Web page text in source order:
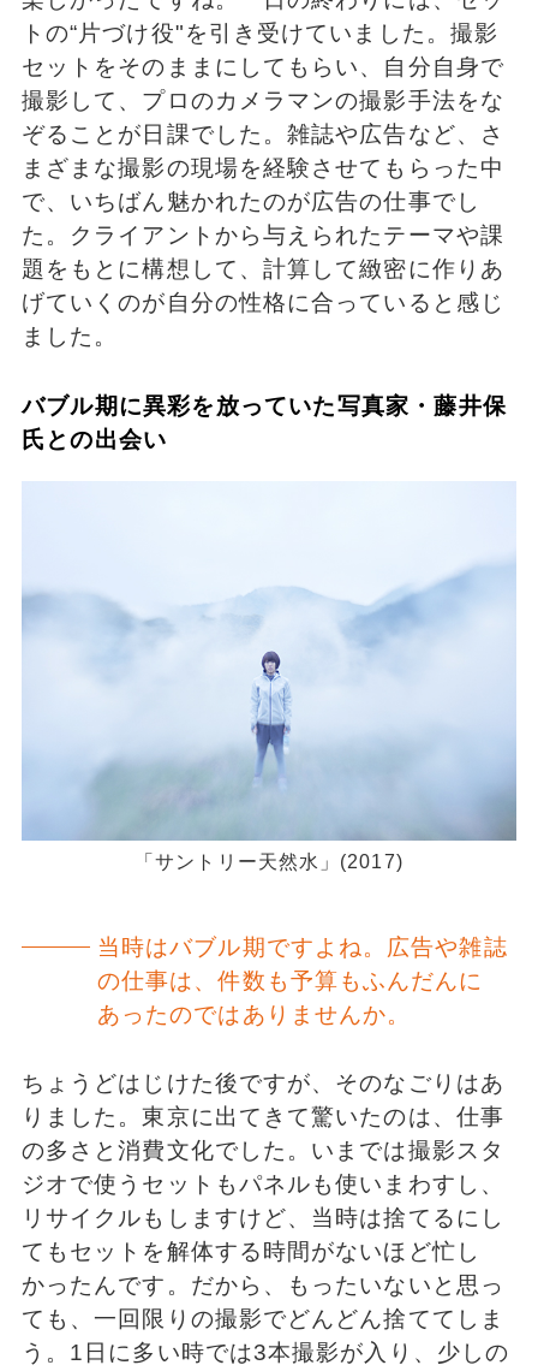
トの“片づけ役"を引き受けていました。撮影
セットをそのままにしてもらい、自分自身で
撮影して、プロのカメラマンの撮影手法をな
ぞることが日課でした。雑誌や広告など、さ
まざまな撮影の現場を経験させてもらった中
で、いちばん魅かれたのが広告の仕事でし
た。クライアントから与えられたテーマや課
題をもとに構想して、計算して緻密に作りあ
げていくのが自分の性格に合っていると感じ
ました。
バブル期に異彩を放っていた写真家・藤井保
氏との出会い
「サントリー天然水」(2017)
当時はバブル期ですよね。広告や雑誌
の仕事は、件数も予算もふんだんに
あったのではありませんか。
ちょうどはじけた後ですが、そのなごりはあ
りました。東京に出てきて驚いたのは、仕事
の多さと消費文化でした。いまでは撮影スタ
ジオで使うセットもパネルも使いまわすし、
リサイクルもしますけど、当時は捨てるにし
てもセットを解体する時間がないほど忙し
かったんです。だから、もったいないと思っ
ても、一回限りの撮影でどんどん捨ててしま
う。1日に多い時では3本撮影が入り、少しの